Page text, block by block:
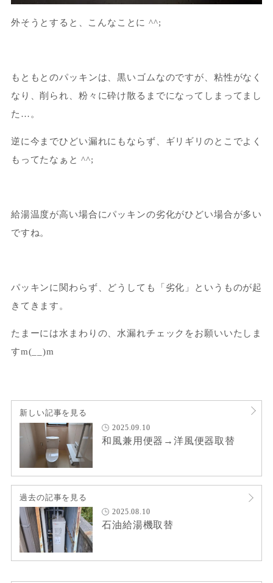
外そうとすると、こんなことに ^^;
もともとのパッキンは、黒いゴムなのですが、粘性がなく
なり、削られ、粉々に砕け散るまでになってしまってまし
た…。
逆に今までひどい漏れにもならず、ギリギリのとこでよく
もってたなぁと ^^;
給湯温度が高い場合にパッキンの劣化がひどい場合が多い
ですね。
パッキンに関わらず、どうしても「劣化」というものが起
きてきます。
たまーには水まわりの、水漏れチェックをお願いいたしま
すm(__)m
新しい記事を見る
2025.09.10
和風兼用便器→洋風便器取替
過去の記事を見る
2025.08.10
石油給湯機取替